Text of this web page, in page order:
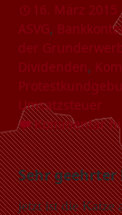
16. März 2015
ASVG,
der
Dividenden,
Umsatzsteuer
Kommentar
Sehr
jetzt ist die Katze